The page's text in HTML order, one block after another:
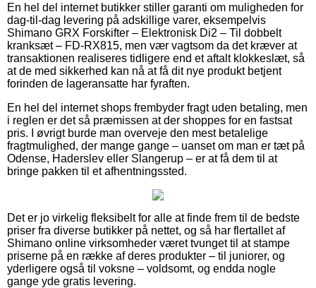
En hel del internet butikker stiller garanti om muligheden for
dag-til-dag levering på adskillige varer, eksempelvis
Shimano GRX Forskifter – Elektronisk Di2 – Til dobbelt
kranksæt – FD-RX815, men vær vagtsom da det kræver at
transaktionen realiseres tidligere end et aftalt klokkeslæt, så
at de med sikkerhed kan nå at få dit nye produkt betjent
forinden de lageransatte har fyraften.
En hel del internet shops frembyder fragt uden betaling, men
i reglen er det så præmissen at der shoppes for en fastsat
pris. I øvrigt burde man overveje den mest betalelige
fragtmulighed, der mange gange – uanset om man er tæt på
Odense, Haderslev eller Slangerup – er at få dem til at
bringe pakken til et afhentningssted.
Det er jo virkelig fleksibelt for alle at finde frem til de bedste
priser fra diverse butikker på nettet, og så har flertallet af
Shimano online virksomheder været tvunget til at stampe
priserne på en række af deres produkter – til juniorer, og
yderligere også til voksne – voldsomt, og endda nogle
gange yde gratis levering.